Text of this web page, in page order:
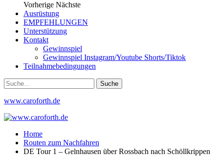
Vorherige Nächste
Ausrüstung
EMPFEHLUNGEN
Unterstützung
Kontakt
Gewinnspiel
Gewinnspiel Instagram/Youtube Shorts/Tiktok
Teilnahmebedingungen
www.caroforth.de
Home
Routen zum Nachfahren
DE Tour 1 – Gelnhausen über Rossbach nach Schöllkrippen